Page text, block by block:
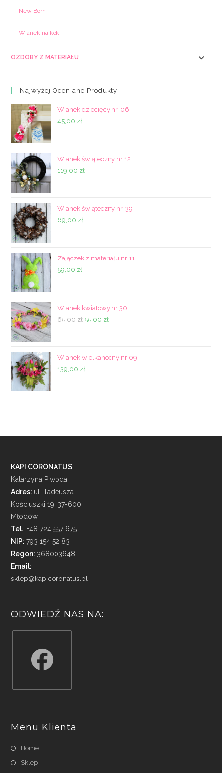
New Born
Wianek na kok
OZDOBY Z MATERIAŁU
Najwyżej Oceniane Produkty
Wianek dziecięcy nr. 06
45,00 zł
Wianek świąteczny nr 12
119,00 zł
Wianek świąteczny nr. 39
69,00 zł
Zajączek z materiału nr 11
59,00 zł
Wianek kwiatowy nr 30
65,00zł Pierwotna
65,00 zł.
55,00 złAktualna
55,00 zł.
Wianek wielkanocny nr 09
139,00 zł
KAPI CORONATUS
Katarzyna Piwoda
Adres: ul. Tadeusza
Kościuszki 19, 37-600
Młodów
Tel.: +48 724 557 675
NIP:793 154 52 83
Regon: 368003648
Email:
sklep@kapicoronatus.pl
ODWIEDŹ NAS NA:
new
tab
Menu Klienta
Home
Sklep